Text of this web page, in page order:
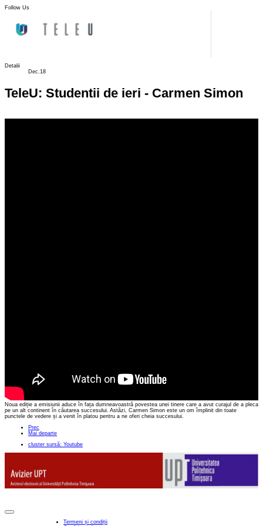
Follow Us
Detalii
Dec.18
TeleU: Studentii de ieri - Carmen Simon
Noua ediție a emisiunii aduce în fața dumneavoastră povestea unei tinere care a avut curajul de a pleca
pe un alt continent în căutarea succesului. Astăzi, Carmen Simon este un om împlinit din toate
punctele de vedere și a venit în platou pentru a ne oferi cheia succesului.
Prec
Mai departe
cluster sursă: Youtube
Termeni și condiții